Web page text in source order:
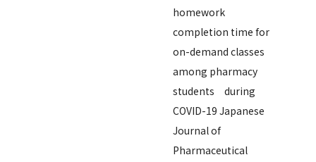
homework
completion time for
on-demand classes
among pharmacy
students during
COVID-19 Japanese
Journal of
Pharmaceutical